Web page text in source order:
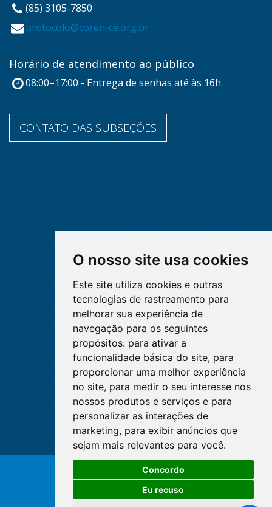
O nosso site usa cookies
Este site utiliza cookies e outras
tecnologias de rastreamento para
melhorar sua experiência de
navegação para os seguintes
propósitos: para ativar a
funcionalidade básica do site, para
proporcionar uma melhor experiência
no site, para medir o seu interesse nos
nossos produtos e serviços e para
personalizar as interações de
marketing, para exibir anúncios que
sejam mais relevantes para você.
Concordo
Eu recuso
(85) 3105-7850
protocolo@coren-ce.org.br
Horário de atendimento ao público
08:00–17:00 - Entrega de senhas até às 16h
CONTATO DAS SUBSEÇÕES
© Copyright 2026 - Cofen/CORENs